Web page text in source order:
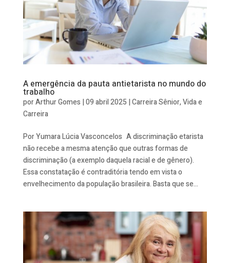
A emergência da pauta antietarista no mundo do
trabalho
porArthur Gomes |09 abril 2025 |Carreira Sênior,Vida e
Carreira
Por Yumara Lúcia Vasconcelos A discriminação etarista
não recebe a mesma atenção que outras formas de
discriminação (a exemplo daquela racial e de gênero).
Essa constatação é contraditória tendo em vista o
envelhecimento da população brasileira. Basta que se...